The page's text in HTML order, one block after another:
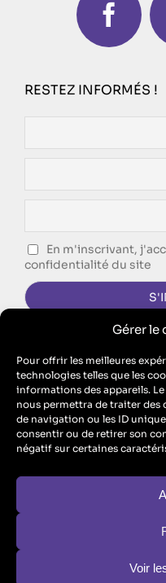
Gérer le
Pour offrir les meilleures
technologies telles que les
informations des appareils.
nous permettra de traiter des
de navigation ou les ID
consentir ou de retirer son
négatif sur certaines
Voir
RESTEZ INFORMÉS !
En m'inscrivant,
confidentialité du site
Singing Dodo est l’agence
capital de 10 100 euros –
ECM est aussi un
enregistrement ne vaut pas
obligatoire au titre de